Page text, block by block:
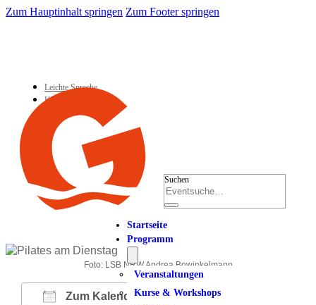
Zum Hauptinhalt springen Zum Footer springen
Leichte Sprache
Kontakt
Suchen
Startseite
Programm
Veranstaltungen
Kurse & Workshops
Foto: LSB NRW Andrea Bowinkelmann
Zum Kalender hinzufügen